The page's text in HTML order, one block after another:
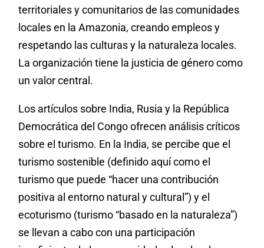
territoriales y comunitarios de las comunidades
locales en la Amazonia, creando empleos y
respetando las culturas y la naturaleza locales.
La organización tiene la justicia de género como
un valor central.
Los artículos sobre India, Rusia y la República
Democrática del Congo ofrecen análisis críticos
sobre el turismo. En la India, se percibe que el
turismo sostenible (definido aquí como el
turismo que puede “hacer una contribución
positiva al entorno natural y cultural”) y el
ecoturismo (turismo “basado en la naturaleza”)
se llevan a cabo con una participación